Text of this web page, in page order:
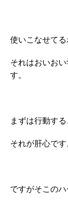
使いこなせて
それはおいお
す。
まずは行動する
それが肝心です
ですがそこの